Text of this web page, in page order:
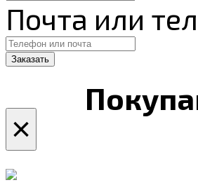
Почта или
×